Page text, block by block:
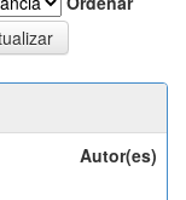
Autor(es)